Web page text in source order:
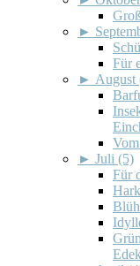
►
Für
► August
► Juli (5)
Für